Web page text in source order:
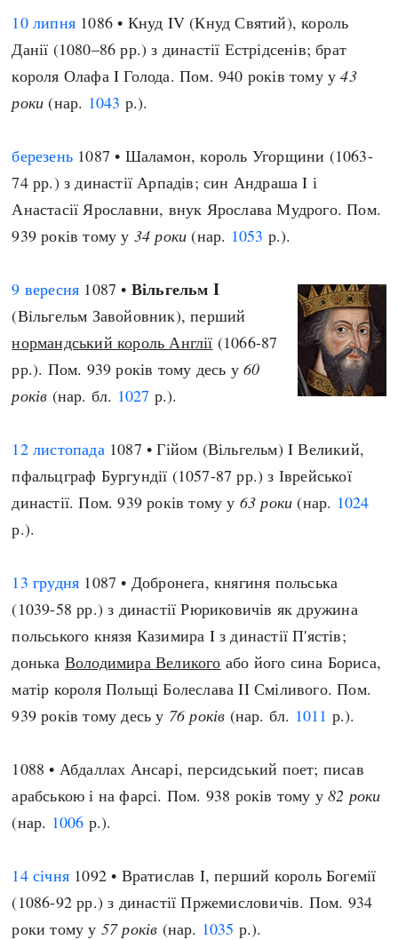
10 липня 1086 • Кнуд IV (Кнуд Святий), король
Данії (1080–86 рр.) з династії Естрідсенів; брат
короля Олафа I Голода. Пом. 940 років тому у43
роки (нар. 1043 р.).
березень 1087 • Шаламон, король Угорщини (1063-
74 рр.) з династії Арпадів; син Андраша I і
Анастасії Ярославни, внук Ярослава Мудрого. Пом.
939 років тому у 34 роки (нар. 1053 р.).
9 вересня 1087 • Вільгельм I
(Вільгельм Завойовник), перший
нормандський король Англії (1066-87
рр.). Пом. 939 років тому десь у60
років (нар. бл. 1027 р.).
12 листопада1087 • Гійом (Вільгельм) I Великий,
пфальцграф Бургундії (1057-87 рр.) з Іврейської
династії. Пом. 939 років тому у 63 роки (нар. 1024
р.).
13 грудня 1087 • Добронега, княгиня польська
(1039-58 рр.) з династії Рюриковичів як дружина
польського князя Казимира I з династії П'ястів;
донька Володимира Великого або його сина Бориса,
матір короля Польщі Болеслава II Сміливого. Пом.
939 років тому десь у 76 років (нар. бл. 1011 р.).
1088 • Абдаллах Ансарі, персидський поет; писав
арабською і на фарсі. Пом. 938 років тому у82 роки
(нар. 1006 р.).
14 січня 1092 • Вратислав I, перший король Богемії
(1086-92 рр.) з династії Пржемисловичів. Пом. 934
роки тому у 57 років (нар. 1035 р.).